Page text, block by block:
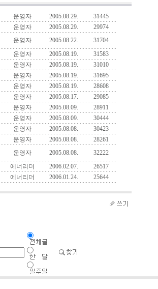
운영자 2005.08.29.
31445
운영자 2005.08.29.
29974
운영자 2005.08.22.
31704
운영자 2005.08.19.
31583
운영자 2005.08.19.
31010
운영자 2005.08.19.
31695
운영자 2005.08.19.
28608
운영자 2005.08.17.
29085
운영자 2005.08.09.
28911
운영자 2005.08.09.
30444
운영자 2005.08.08.
30423
운영자 2005.08.08.
28261
운영자 2005.08.08.
32222
에너리더 2006.02.07.
26517
에너리더 2006.01.24. 25644